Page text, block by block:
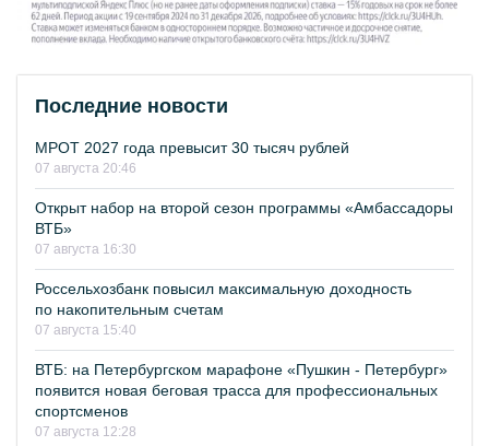
Последние новости
МРОТ 2027 года превысит 30 тысяч рублей
07 августа 20:46
Открыт набор на второй сезон программы «Амбассадоры
ВТБ»
07 августа 16:30
Россельхозбанк повысил максимальную доходность
по накопительным счетам
07 августа 15:40
ВТБ: на Петербургском марафоне «Пушкин - Петербург»
появится новая беговая трасса для профессиональных
спортсменов
07 августа 12:28